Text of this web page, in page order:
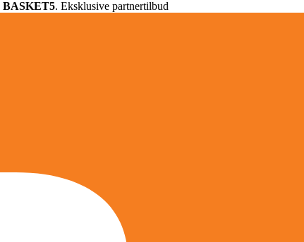
BASKET5. Eksklusive partnertilbud